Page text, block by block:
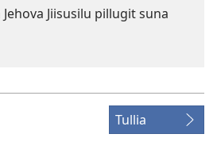
Jiisusilu pillugit suna
Tullia